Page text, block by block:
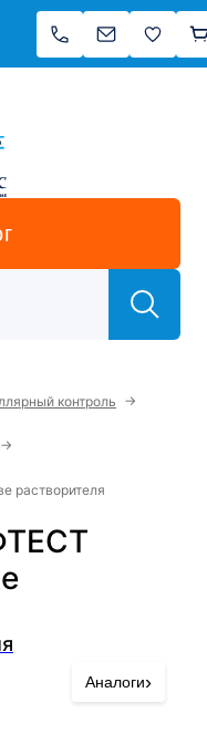
контроль →
→
растворителя
Аналоги›